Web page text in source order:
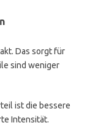
Das sorgt für
sind weniger
ist die bessere
Intensität.